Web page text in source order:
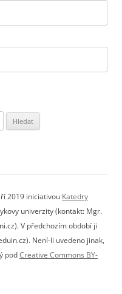
2019 iniciativou Katedry
univerzity (kontakt: Mgr.
V předchozím období ji
Není-li uvedeno jinak,
podCreative Commons BY-